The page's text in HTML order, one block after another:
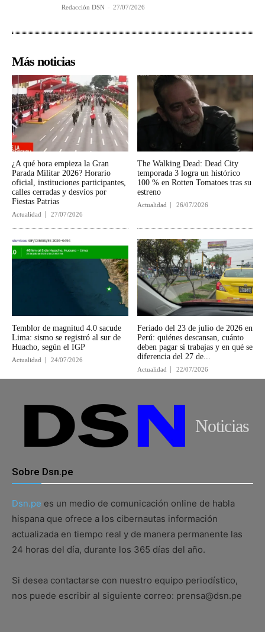
Redacción DSN - 27/07/2026
Más noticias
¿A qué hora empieza la Gran
Parada Militar 2026? Horario
oficial, instituciones participantes,
calles cerradas y desvíos por
Fiestas Patrias
Actualidad 27/07/2026
The Walking Dead: Dead City
temporada 3 logra un histórico
100 % en Rotten Tomatoes tras su
estreno
Actualidad 26/07/2026
Temblor de magnitud 4.0 sacude
Lima: sismo se registró al sur de
Huacho, según el IGP
Actualidad 24/07/2026
Feriado del 23 de julio de 2026 en
Perú: quiénes descansan, cuánto
deben pagar si trabajas y en qué se
diferencia del 27 de...
Actualidad 22/07/2026
Noticias
Sobre Dsn.pe
Dsn.pe es un medio de comunicación online de habla
hispana que ofrece a los cibernautas información
actualizada en tiempo real y de manera permanente las
24 horas del día, durante los 365 días del año.
Si desea contactarse con nuestro equipo periodístico,
nos puede escribir al siguiente correo: prensa@dsn.pe